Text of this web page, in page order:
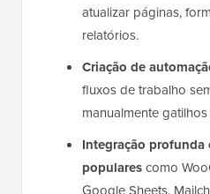
atualizar páginas,
relatórios.
Criação de
fluxos de trabalho
manualmente
Integração profunda
popularescomo
Google Sheets,